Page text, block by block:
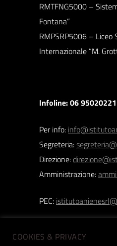
RMTFNG5000 –
Fontana”
RMPSRP5006 – Liceo
Internazionale “M.
Infoline: 06 95020221
Per info:
Segreteria:
Direzione:
Amministrazione:
PEC:
COOKIES & PRIVACY